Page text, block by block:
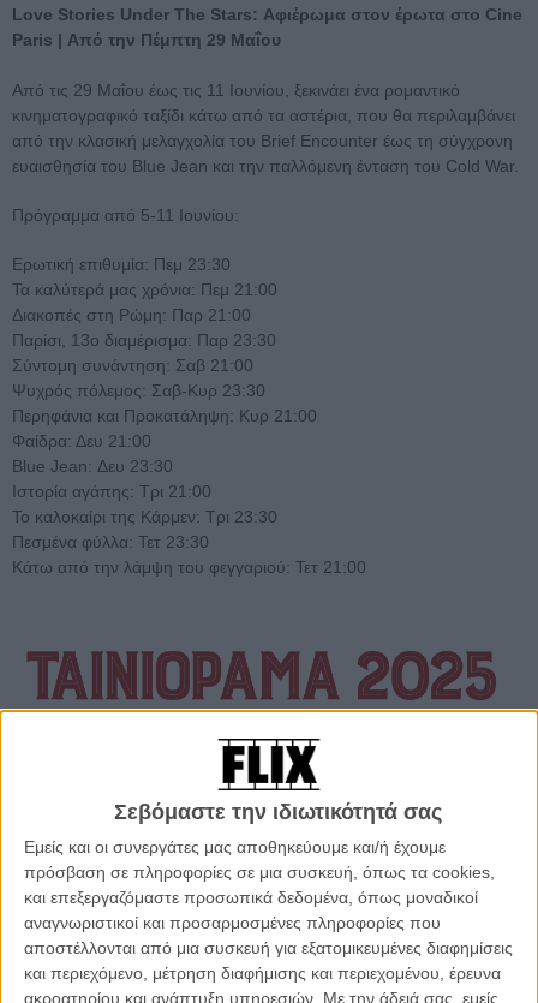
Σεβόμαστε την ιδιωτικότητά σας
Εμείς και οι συνεργάτες μας αποθηκεύουμε και/ή έχουμε
πρόσβαση σε πληροφορίες σε μια συσκευή, όπως τα cookies,
και επεξεργαζόμαστε προσωπικά δεδομένα, όπως μοναδικοί
αναγνωριστικοί και προσαρμοσμένες πληροφορίες που
αποστέλλονται από μια συσκευή για εξατομικευμένες διαφημίσεις
και περιεχόμενο, μέτρηση διαφήμισης και περιεχομένου, έρευνα
ακροατηρίου και ανάπτυξη υπηρεσιών. Με την άδειά σας, εμείς
Love Stories Under The Stars: Αφιέρωμα στον έρωτα στο Cine
Paris | Από την Πέμπτη 29 Μαΐου
Από τις 29 Μαΐου έως τις 11 Ιουνίου, ξεκινάει ένα ρομαντικό
κινηματογραφικό ταξίδι κάτω από τα αστέρια, που θα περιλαμβάνει
από την κλασική μελαγχολία του Brief Encounter έως τη σύγχρονη
ευαισθησία του Blue Jean και την παλλόμενη ένταση του Cold War.
Πρόγραμμα από 5-11 Ιουνίου:
Ερωτική επιθυμία: Πεμ 23:30
Τα καλύτερά μας χρόνια: Πεμ 21:00
Διακοπές στη Ρώμη: Παρ 21:00
Παρίσι, 13ο διαμέρισμα: Παρ 23:30
Σύντομη συνάντηση: Σαβ 21:00
Ψυχρός πόλεμος: Σαβ-Κυρ 23:30
Περηφάνια και Προκατάληψη: Κυρ 21:00
Φαίδρα: Δευ 21:00
Blue Jean: Δευ 23:30
Ιστορία αγάπης: Τρι 21:00
Το καλοκαίρι της Κάρμεν: Τρι 23:30
Πεσμένα φύλλα: Τετ 23:30
Κάτω από την λάμψη του φεγγαριού: Τετ 21:00